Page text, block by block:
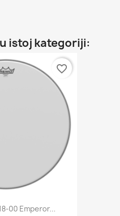
istoj kategoriji:
00 Emperor...
favorite_border